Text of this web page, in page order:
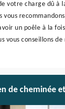
votre charge dû à
vous
un poêle à la
vous conseillons
de cheminée